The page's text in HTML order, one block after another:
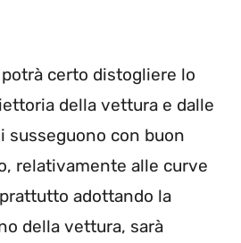
certo distogliere lo
della vettura e dalle
susseguono con buon
relativamente alle curve
adottando la
della vettura, sarà